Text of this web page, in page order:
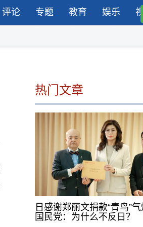
评论 专题 教育 娱乐
热门文章
日感谢郑丽文捐款“青鸟”气
国民党：为什么不反日？